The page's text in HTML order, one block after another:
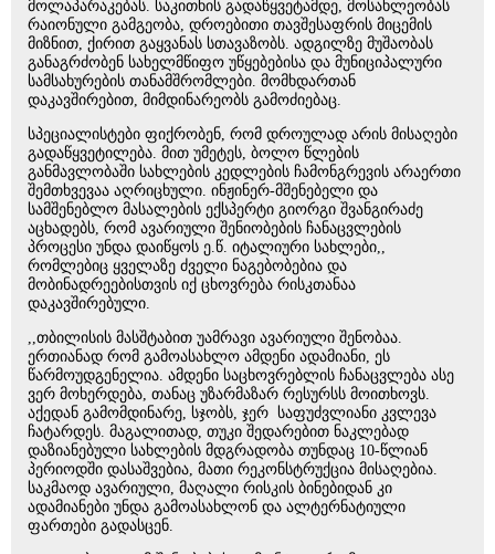
მოლაპარაკებას. საკითხის გადაწყვეტამდე, მოსახლეობას
რაიონული გამგეობა, დროებითი თავშესაფრის მიცემის
მიზნით, ქირით გაყვანას სთავაზობს. ადგილზე მუშაობას
განაგრძობენ სახელმწიფო უწყებებისა და მუნიციპალური
სამსახურების თანამშრომლები. მომხდართან
დაკავშირებით, მიმდინარეობს გამოძიებაც.
სპეციალისტები ფიქრობენ, რომ დროულად არის მისაღები
გადაწყვეტილება. მით უმეტეს, ბოლო წლების
განმავლობაში სახლების კედლების ჩამონგრევის არაერთი
შემთხვევაა აღრიცხული. ინჟინერ-მშენებელი და
სამშენებლო მასალების ექსპერტი გიორგი შვანგირაძე
აცხადებს, რომ ავარიული შენიობების ჩანაცვლების
პროცესი უნდა დაიწყოს ე.წ. იტალიური სახლები,,
რომლებიც ყველაზე ძველი ნაგებობებია და
მობინადრეებისთვის იქ ცხოვრება რისკთანაა
დაკავშირებული.
,,თბილისის მასშტაბით უამრავი ავარიული შენობაა.
ერთიანად რომ გამოასახლო ამდენი ადამიანი, ეს
წარმოუდგენელია. ამდენი საცხოვრებლის ჩანაცვლება ასე
ვერ მოხერდება, თანაც უზარმაზარ რესურსს მოითხოვს.
აქედან გამომდინარე, სჯობს, ჯერ საფუძვლიანი კვლევა
ჩატარდეს. მაგალითად, თუკი შედარებით ნაკლებად
დაზიანებული სახლების მდგრადობა თუნდაც 10-წლიან
პერიოდში დასაშვებია, მათი რეკონსტრუქცია მისაღებია.
საკმაოდ ავარიული, მაღალი რისკის ბინებიდან კი
ადამიანები უნდა გამოასახლონ და ალტერნატიული
ფართები გადასცენ.